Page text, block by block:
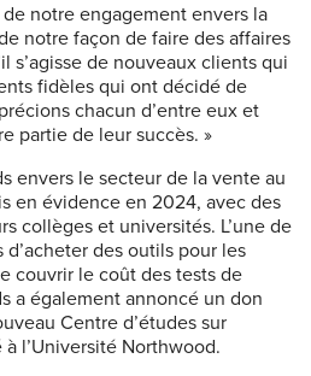
notre engagement envers la
notre façon de faire des affaires
s’agisse de nouveaux clients qui
fidèles qui ont décidé de
chacun d’entre eux et
partie de leur succès. »
envers le secteur de la vente au
en évidence en 2024, avec des
collèges et universités. L’une de
des outils pour les
couvrir le coût des tests de
a également annoncé un don
Centre d’études sur
l’Université Northwood.